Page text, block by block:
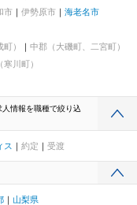
市 伊勢原市
海老名市
）
中郡（大磯町、二宮町）
寒川町）
情報を職種で絞り込
ス 約定 受渡
山梨県